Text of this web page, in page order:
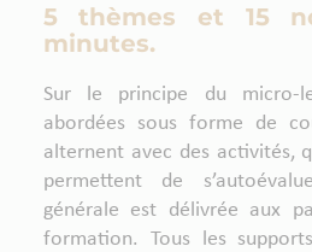
5 thèmes et 15
minutes.
Sur le principe du micro-
abordées sous forme de
alternent avec des activités,
permettent de
générale est délivrée aux
formation. Tous les